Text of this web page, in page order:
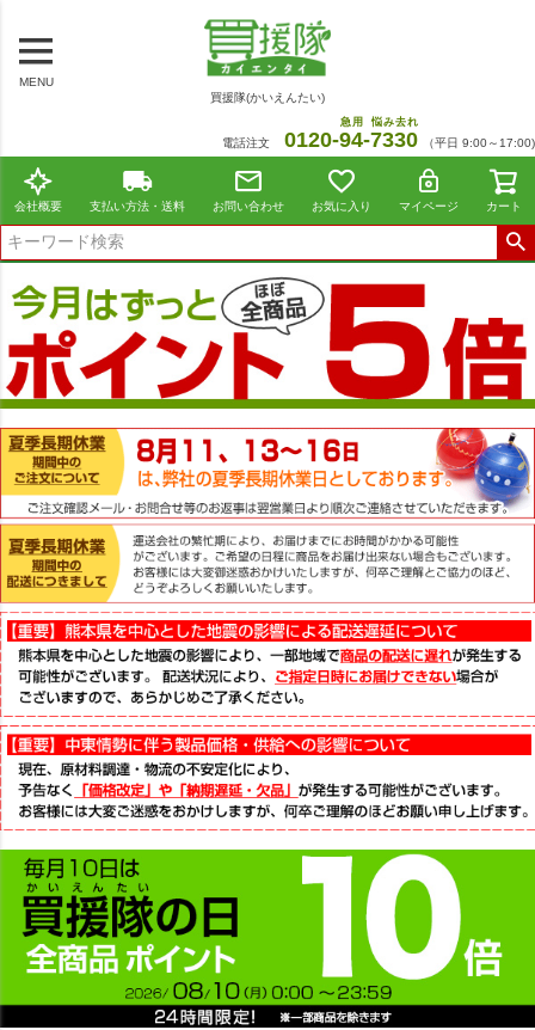
MENU
買援隊(かいえんたい)
電話注文 0120-94
急用
-7330
悩み去れ
（平日 9:00～17:00)
会社概要 支払い方法・送料 お問い合わせ お気に入り マイページ カート